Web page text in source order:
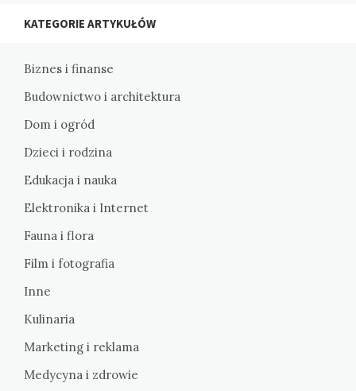
KATEGORIE ARTYKUŁÓW
Biznes i finanse
Budownictwo i architektura
Dom i ogród
Dzieci i rodzina
Edukacja i nauka
Elektronika i Internet
Fauna i flora
Film i fotografia
Inne
Kulinaria
Marketing i reklama
Medycyna i zdrowie